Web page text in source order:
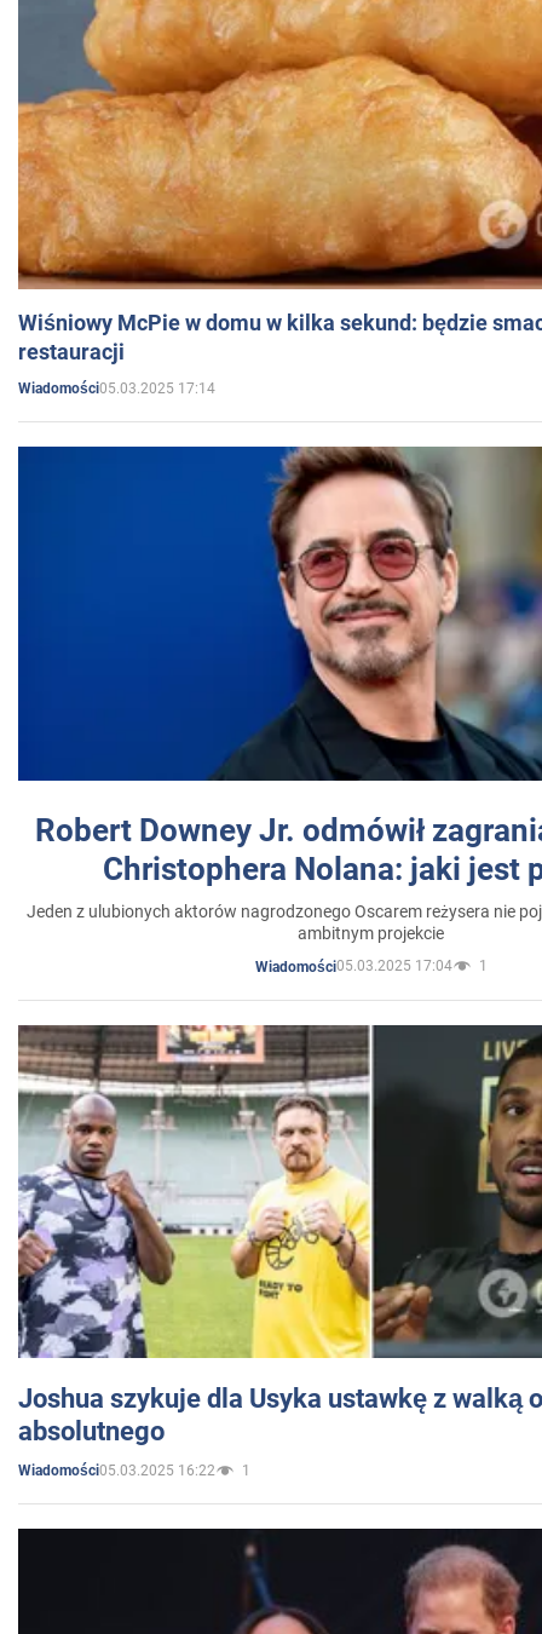
Wiśniowy McPie w domu w kilka sekund: będzie
restauracji
Wiadomości05.03.2025 17:14
Robert Downey Jr. odmówił
Christophera Nolana: jaki jest
Jeden z ulubionych aktorów nagrodzonego Oscarem reżysera nie
ambitnym projekcie
Wiadomości05.03.2025 17:04 1
Joshua szykuje dla Usyka ustawkę z walką
absolutnego
Wiadomości05.03.2025 16:22 1